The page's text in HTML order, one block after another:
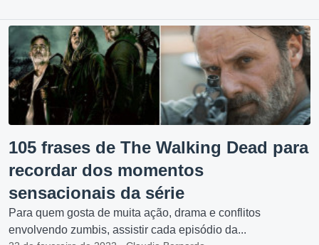
105 frases de The Walking Dead para
recordar dos momentos
sensacionais da série
Para quem gosta de muita ação, drama e conflitos
envolvendo zumbis, assistir cada episódio da...